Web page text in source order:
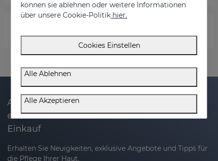
Abonnieren Sie unseren Newsletter und
erhalten Sie 20% Rabatt auf Ihren nächsten
Einkauf
Erhalten Sie Neuigkeiten, exklusive Angebote und Tipps für
die Pflege Ihrer Haut.
können sie ablehnen oder weitere Informationen
über unsere Cookie-Politik hier.
Cookies Einstellen
Alle Ablehnen
Alle Akzeptieren